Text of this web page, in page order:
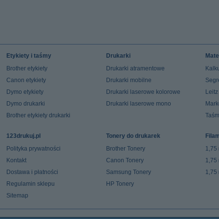
Etykiety i taśmy
Brother etykiety
Canon etykiety
Dymo etykiety
Dymo drukarki
Brother etykiety drukarki
Drukarki
Drukarki atramentowe
Drukarki mobilne
Drukarki laserowe kolorowe
Drukarki laserowe mono
123drukuj.pl
Polityka prywatności
Kontakt
Dostawa i płatności
Regulamin sklepu
Sitemap
Tonery do drukarek
Brother Tonery
Canon Tonery
Samsung Tonery
HP Tonery
1,75
1,75
1,75